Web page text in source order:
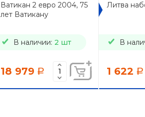
Ватикан 2 евро 2004, 75
лет Ватикану
В наличии: 2 шт
18 979 a
Литва
В
1 622 a